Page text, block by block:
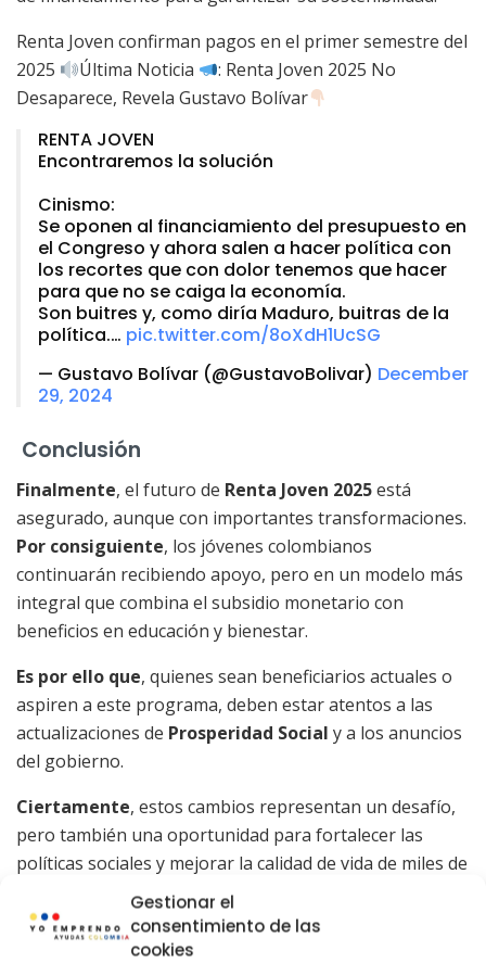
Gestionar el
consentimiento de las
cookies
Renta Joven confirman pagos en el primer semestre del
2025
Última Noticia
: Renta Joven 2025 No
Desaparece, Revela Gustavo Bolívar
RENTA JOVEN
Encontraremos la solución
Cinismo:
Se oponen al financiamiento del presupuesto en
el Congreso y ahora salen a hacer política con
los recortes que con dolor tenemos que hacer
para que no se caiga la economía.
Son buitres y, como diría Maduro, buitras de la
política.… pic.twitter.com/8oXdH1UcSG
— Gustavo Bolívar (@GustavoBolivar) December
29, 2024
Conclusión
Finalmente, el futuro de Renta Joven 2025está
asegurado, aunque con importantes transformaciones.
Por consiguiente, los jóvenes colombianos
continuarán recibiendo apoyo, pero en un modelo más
integral que combina el subsidio monetario con
beneficios en educación y bienestar.
Es por ello que, quienes sean beneficiarios actuales o
aspiren a este programa, deben estar atentos a las
actualizaciones de Prosperidad Social y a los anuncios
del gobierno.
Ciertamente, estos cambios representan un desafío,
pero también una oportunidad para fortalecer las
políticas sociales y mejorar la calidad de vida de miles de
jóvenes en Colombia.